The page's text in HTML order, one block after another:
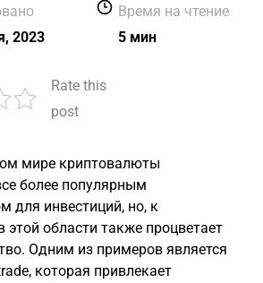
2023
Время на чтение
5 мин
Rate this
post
мире криптовалюты
более популярным
для инвестиций, но, к
этой области также процветает
Одним из примеров является
которая привлекает